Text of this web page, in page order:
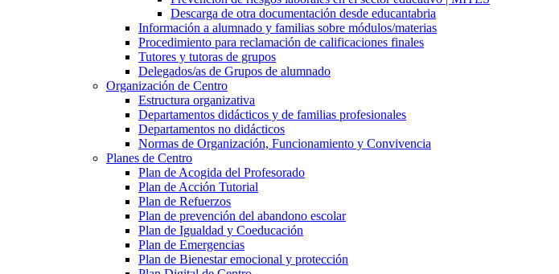
Descarga de otra documentación desde educantabria
Información a alumnado y familias sobre módulos/materias
Procedimiento para reclamación de calificaciones finales
Tutores y tutoras de grupos
Delegados/as de Grupos de alumnado
Organización de Centro
Estructura organizativa
Departamentos didácticos y de familias profesionales
Departamentos no didácticos
Normas de Organización, Funcionamiento y Convivencia
Planes de Centro
Plan de Acogida del Profesorado
Plan de Acción Tutorial
Plan de Refuerzos
Plan de prevención del abandono escolar
Plan de Igualdad y Coeducación
Plan de Emergencias
Plan de Bienestar emocional y protección